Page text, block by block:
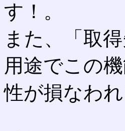
す！。
また、「取
用途でこの
性が損なわ